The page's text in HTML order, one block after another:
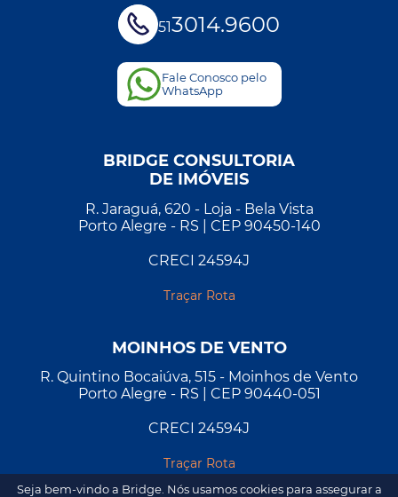
513014.9600
Fale Conosco pelo
WhatsApp
BRIDGE CONSULTORIA
DE IMÓVEIS
R. Jaraguá, 620 - Loja - Bela Vista
Porto Alegre - RS | CEP 90450-140
CRECI 24594J
Traçar Rota
MOINHOS DE VENTO
R. Quintino Bocaiúva, 515 - Moinhos de Vento
Porto Alegre - RS | CEP 90440-051
CRECI 24594J
Traçar Rota
Seja bem-vindo a Bridge. Nós usamos cookies para assegurar a